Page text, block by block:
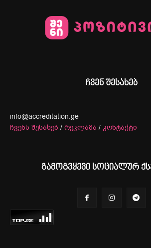
ჩვენ შესახებ
info@accreditation.ge
ჩვენს შესახებ / რეკლამა / კონტაქტი
გამოგვყევი სოციალურ